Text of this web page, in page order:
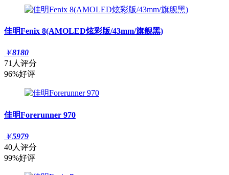
佳明Fenix 8(AMOLED炫彩版/43mm/旗舰黑)
￥8180
71人评分
96%好评
佳明Forerunner 970
￥5979
40人评分
99%好评